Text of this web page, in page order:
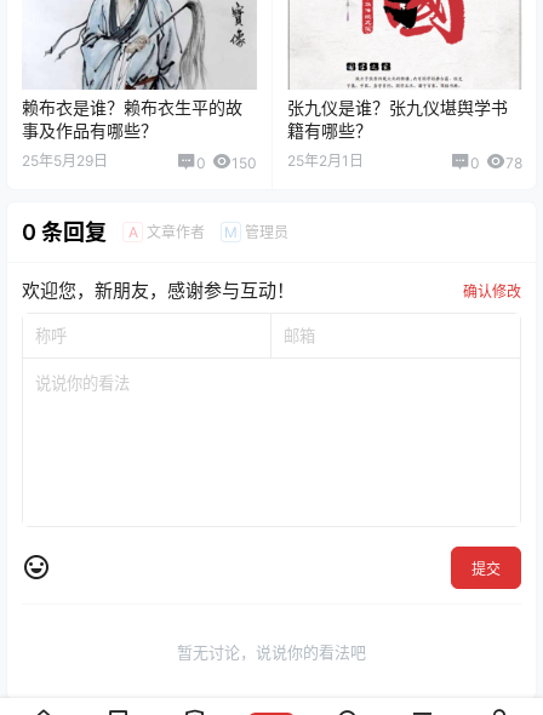
赖布衣是谁？赖布衣生平的故
事及作品有哪些？
25年5月29日 0 150
张九仪是谁？张九仪堪舆学书
籍有哪些？
25年2月1日 0 78
0 条回复 A 文章作者 M 管理员
欢迎您，新朋友，感谢参与互动！ 确认修改
提交
暂无讨论，说说你的看法吧